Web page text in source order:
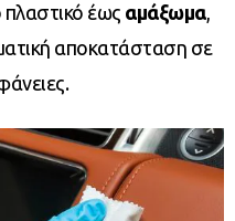
πλαστικό έως αμάξωμα,
αποκατάσταση σε